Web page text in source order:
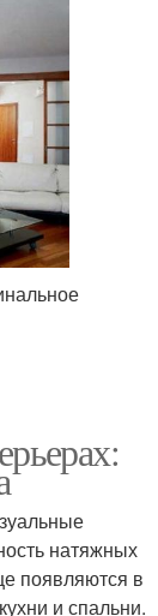
натяжных
появляются в
и спальни.